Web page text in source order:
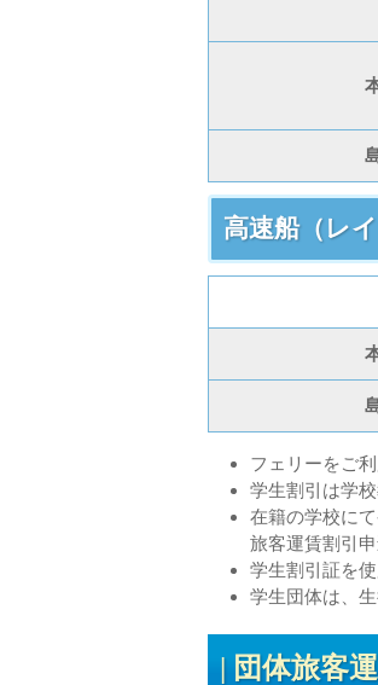
高速船（レ
フェリーをご
学生割引は学
在籍の学校に
旅客運賃割引
学生割引証を
学生団体は、
団体旅